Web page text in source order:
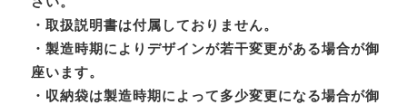
・取扱説明書は付属しておりません。
・製造時期によりデザインが若干変更がある場合が御
座います。
・収納袋は製造時期によって多少変更になる場合が御